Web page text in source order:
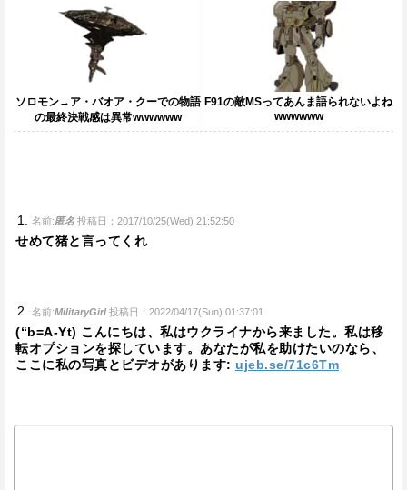
ソロモン→ア・バオア・クーでの物語
の最終決戦感は異常wwwwww
F91の敵MSってあんま語られないよね
wwwwww
名前:匿名 投稿日：2017/10/25(Wed) 21:52:50
せめて猪と言ってくれ
名前:MilitaryGirl 投稿日：2022/04/17(Sun) 01:37:01
(“b=A-Yt) こんにちは、私はウクライナから来ました。私は移
転オプションを探しています。あなたが私を助けたいのなら、
ここに私の写真とビデオがあります: ujeb.se/71c6Tm